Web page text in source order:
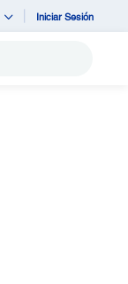
Iniciar Sesión